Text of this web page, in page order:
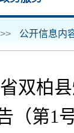
>> 公开信息内
双柏
（第1号